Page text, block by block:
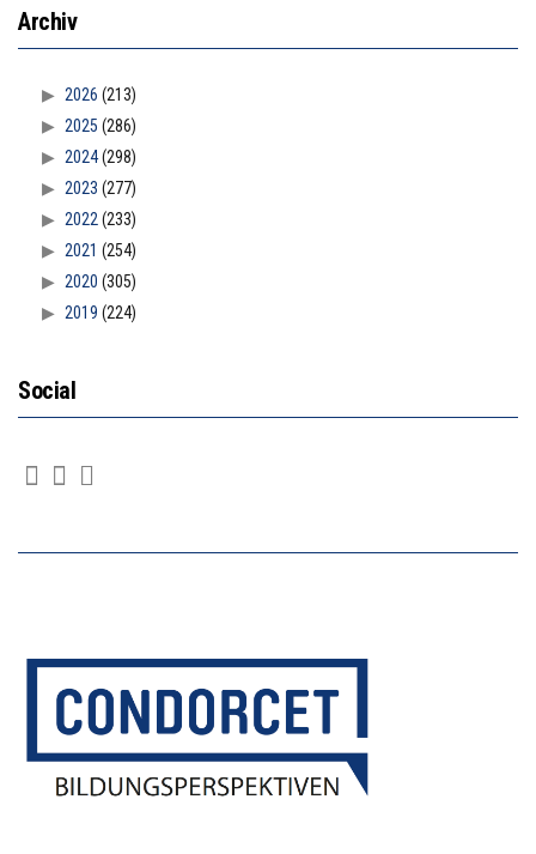
Archiv
2026 (213)
2025 (286)
2024(298)
2023 (277)
2022 (233)
2021 (254)
2020 (305)
2019 (224)
Social